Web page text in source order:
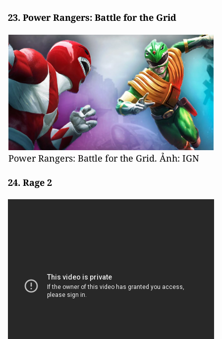
23. Power Rangers: Battle for the Grid
Power Rangers: Battle for the Grid. Ảnh: IGN
24. Rage 2